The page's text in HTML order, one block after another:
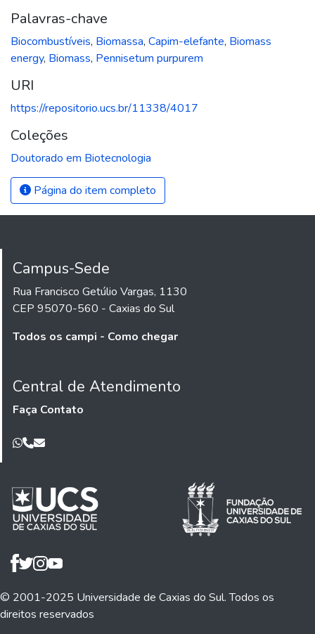
Palavras-chave
Biocombustíveis, Biomassa, Capim-elefante, Biomass
energy, Biomass, Pennisetum purpurem
URI
https://repositorio.ucs.br/11338/4017
Coleções
Doutorado em Biotecnologia
Página do item completo
Campus-Sede
Rua Francisco Getúlio Vargas, 1130
CEP 95070-560 - Caxias do Sul
Todos os campi - Como chegar
Central de Atendimento
Faça Contato
© 2001-2025 Universidade de Caxias do Sul. Todos os
direitos reservados